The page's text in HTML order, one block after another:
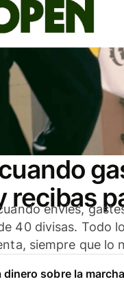
recibas
envíes,
40 divisas. Todo
siempre que lo
dinero sobre la